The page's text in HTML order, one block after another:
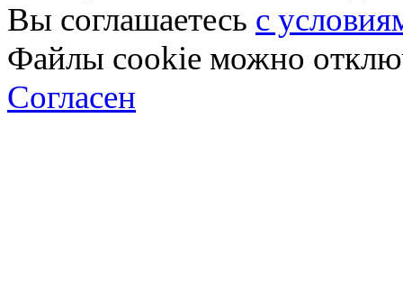
Вы соглашаетесь с
Файлы cookie можно
Согласен